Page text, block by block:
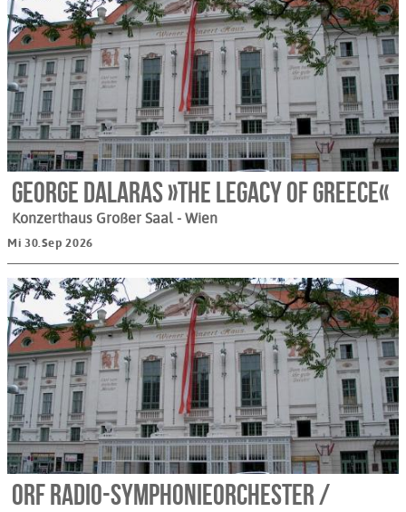
George Dalaras »The Legacy of Greece«
Konzerthaus Großer Saal - Wien
Mi 30.Sep 2026
ORF Radio-Symphonieorchester /